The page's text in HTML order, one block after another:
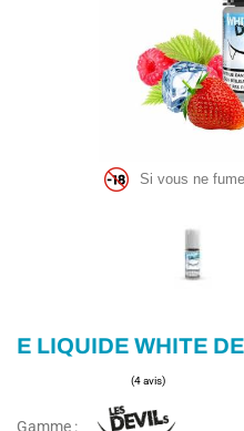
Si vous ne
E LIQUIDE WHITE
Gamme :